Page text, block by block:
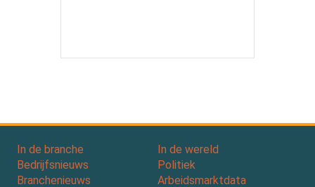
In de branche
Bedrijfsnieuws
Branchenieuws
In de wereld
Politiek
Arbeidsmarktdata